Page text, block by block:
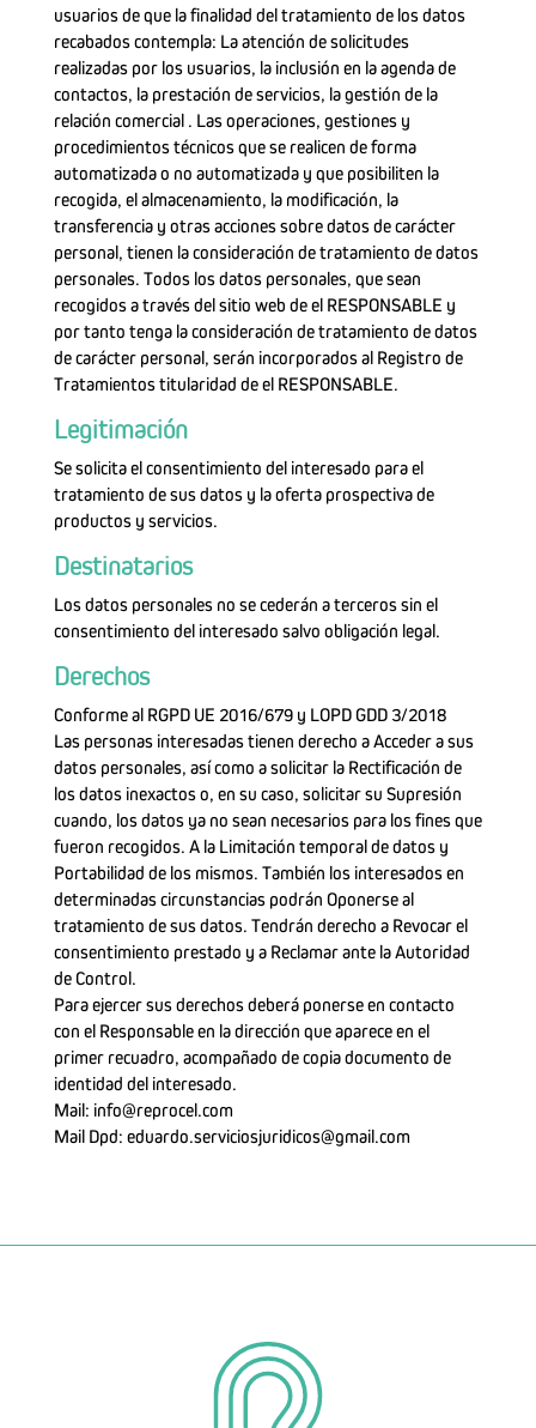
usuarios de que la finalidad del tratamiento de los datos
recabados contempla: La atención de solicitudes
realizadas por los usuarios, la inclusión en la agenda de
contactos, la prestación de servicios, la gestión de la
relación comercial . Las operaciones, gestiones y
procedimientos técnicos que se realicen de forma
automatizada o no automatizada y que posibiliten la
recogida, el almacenamiento, la modificación, la
transferencia y otras acciones sobre datos de carácter
personal, tienen la consideración de tratamiento de datos
personales. Todos los datos personales, que sean
recogidos a través del sitio web de el RESPONSABLE y
por tanto tenga la consideración de tratamiento de datos
de carácter personal, serán incorporados al Registro de
Tratamientos titularidad de el RESPONSABLE.
Legitimación
Se solicita el consentimiento del interesado para el
tratamiento de sus datos y la oferta prospectiva de
productos y servicios.
Destinatarios
Los datos personales no se cederán a terceros sin el
consentimiento del interesado salvo obligación legal.
Derechos
Conforme al RGPD UE 2016/679 y LOPD GDD 3/2018
Las personas interesadas tienen derecho a Acceder a sus
datos personales, así como a solicitar la Rectificación de
los datos inexactos o, en su caso, solicitar su Supresión
cuando, los datos ya no sean necesarios para los fines que
fueron recogidos. A la Limitación temporal de datos y
Portabilidad de los mismos. También los interesados en
determinadas circunstancias podrán Oponerse al
tratamiento de sus datos. Tendrán derecho a Revocar el
consentimiento prestado y a Reclamar ante la Autoridad
de Control.
Para ejercer sus derechos deberá ponerse en contacto
con el Responsable en la dirección que aparece en el
primer recuadro, acompañado de copia documento de
identidad del interesado.
Mail: info@reprocel.com
Mail Dpd: eduardo.serviciosjuridicos@gmail.com